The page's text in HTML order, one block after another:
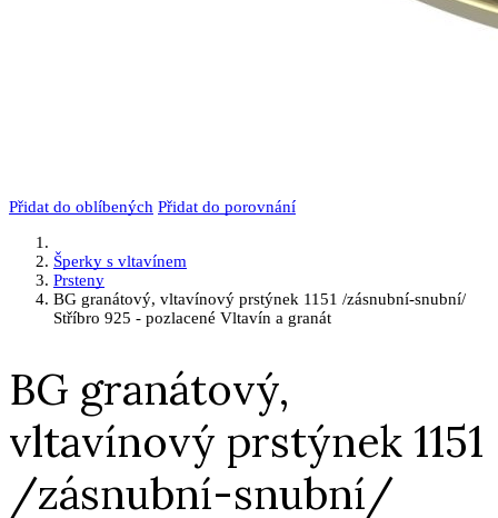
Přidat do oblíbených Přidat do porovnání
Šperky s vltavínem
Prsteny
BG granátový, vltavínový prstýnek 1151 /zásnubní-snubní/
Stříbro 925 - pozlacené Vltavín a granát
BG granátový,
vltavínový prstýnek 1151
/zásnubní-snubní/